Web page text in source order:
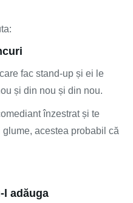
fac stand-up și ei le
și din nou și din nou.
înzestrat și te
acestea probabil că
l adăuga